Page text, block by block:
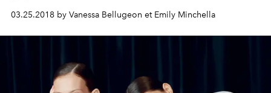
03.25.2018 by Vanessa Bellugeon et Emily Minchella